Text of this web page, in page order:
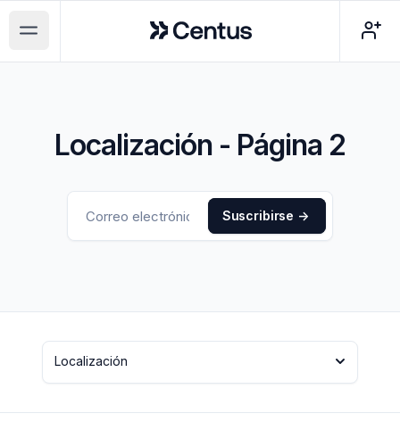
Open main menu
Centus
Localización - Página 2
Suscribirse ->
Localización